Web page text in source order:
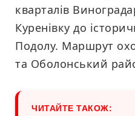
кварталів
Куренівку до
Подолу. Маршрут
та Оболонський
ЧИТАЙТЕ ТАКОЖ: